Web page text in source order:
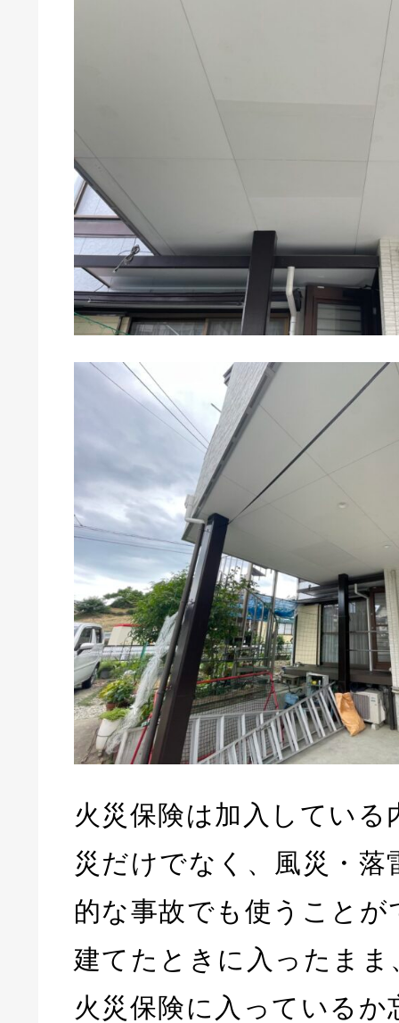
火災保険は加入している
災だけでなく、風災・落
的な事故でも使うこと
建てたときに入ったま
火災保険に入っている